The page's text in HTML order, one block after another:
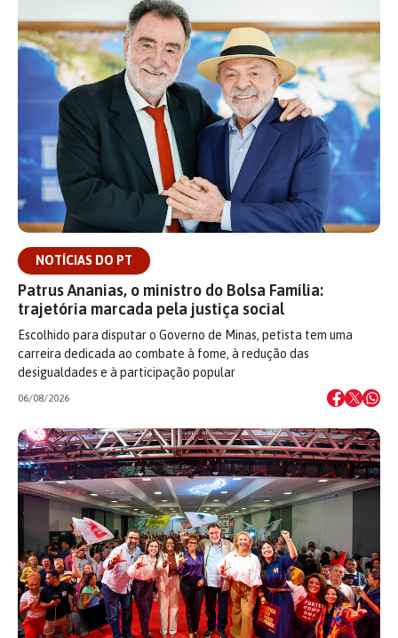
NOTÍCIAS DO PT
Patrus Ananias, o ministro do Bolsa Família:
trajetória marcada pela justiça social
Escolhido para disputar o Governo de Minas, petista tem uma
carreira dedicada ao combate à fome, à redução das
desigualdades e à participação popular
06/08/2026